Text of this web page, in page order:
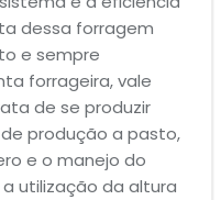
dessa forragem
e sempre
forrageira, vale
de se produzir
produção a pasto,
e o manejo do
utilização da altura